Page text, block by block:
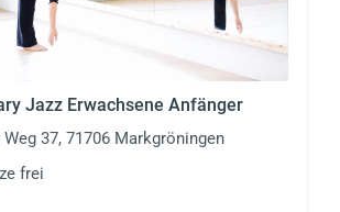
Jazz Erwachsene Anfänger
37, 71706 Markgröningen
frei